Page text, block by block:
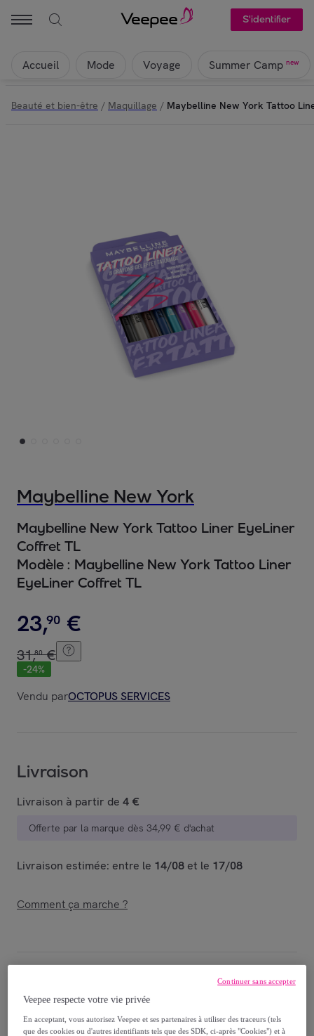
S'identifier
Accueil Mode Voyage Summer Camp new
Beauté et bien-être / Maquillage / Maybelline New York Tattoo
Maybelline New York
Maybelline New York Tattoo Liner EyeLiner
Coffret TL
Modèle : Maybelline New York Tattoo Liner
EyeLiner Coffret TL
23,90 €
31,80 €
-24%
Vendu parOCTOPUS SERVICES
Livraison
Livraison à partir de 4 €
Offerte par la marque dès 34,99 € d'achat
Livraison estimée: entre le 14/08 et le 17/08
Comment ça marche ?
Détails sur votre produit
Description
Veepee respecte votre vie privée
En acceptant, vous autorisez Veepee et ses partenaires à utiliser des traceurs (tels
que des cookies ou d'autres identifiants tels que des SDK, ci-après "Cookies") et à
Continuer sans accepter